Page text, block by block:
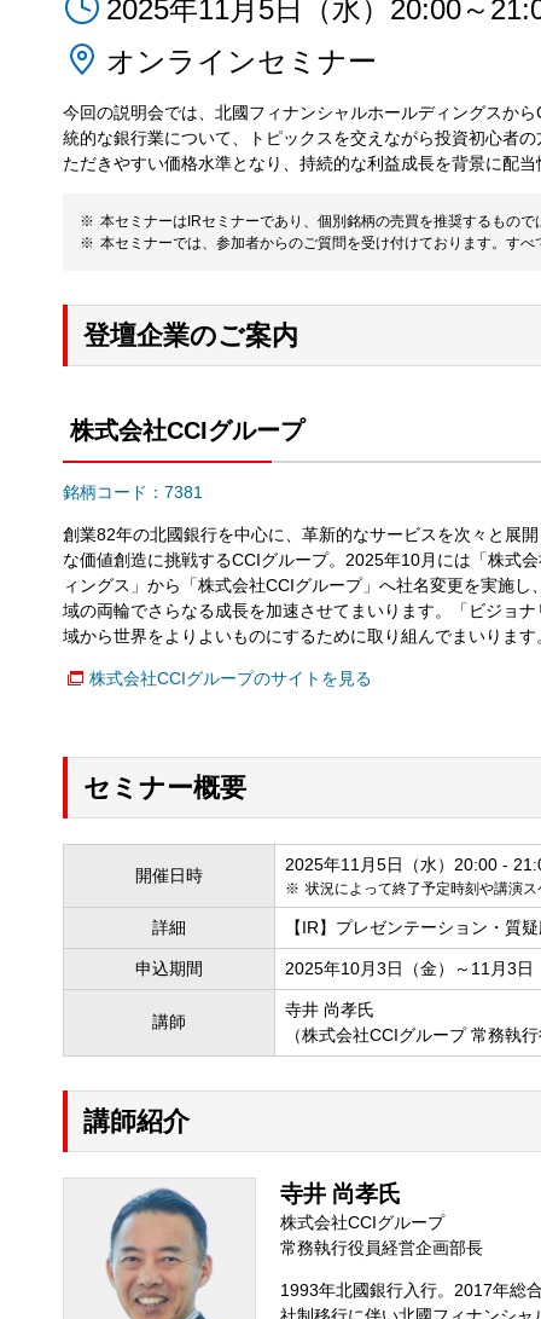
2025年11月5日（水）20:00～
オンラインセミナー
今回の説明会では、北國フィナンシャルホールディングスか
統的な銀行業について、トピックスを交えながら投資初心者
ただきやすい価格水準となり、持続的な利益成長を背景に配
本セミナーはIRセミナーであり、個別銘柄の売買を推奨するもの
本セミナーでは、参加者からのご質問を受け付けております。す
登壇企業のご案内
株式会社CCIグループ
銘柄コード：7381
創業82年の北國銀行を中心に、革新的なサービスを次々と展
な価値創造に挑戦するCCIグループ。2025年10月には「株式
ィングス」から「株式会社CCIグループ」へ社名変更を実施
域の両輪でさらなる成長を加速させてまいります。「ビジョ
域から世界をよりよいものにするために取り組んでまいります
株式会社CCIグループのサイトを見る
セミナー概要
開催日時
2025年11月5日（水）20:00 -
状況によって終了予定時刻や講演
詳細 【IR】プレゼンテーション・質
申込期間 2025年10月3日（金）～11月3日
講師
寺井 尚孝氏
（株式会社CCIグループ 常務執
講師紹介
寺井 尚孝氏
株式会社CCIグループ
常務執行役員経営企画部長
1993年北國銀行入行。2017年総
社制移行に伴い北國フィナンシ